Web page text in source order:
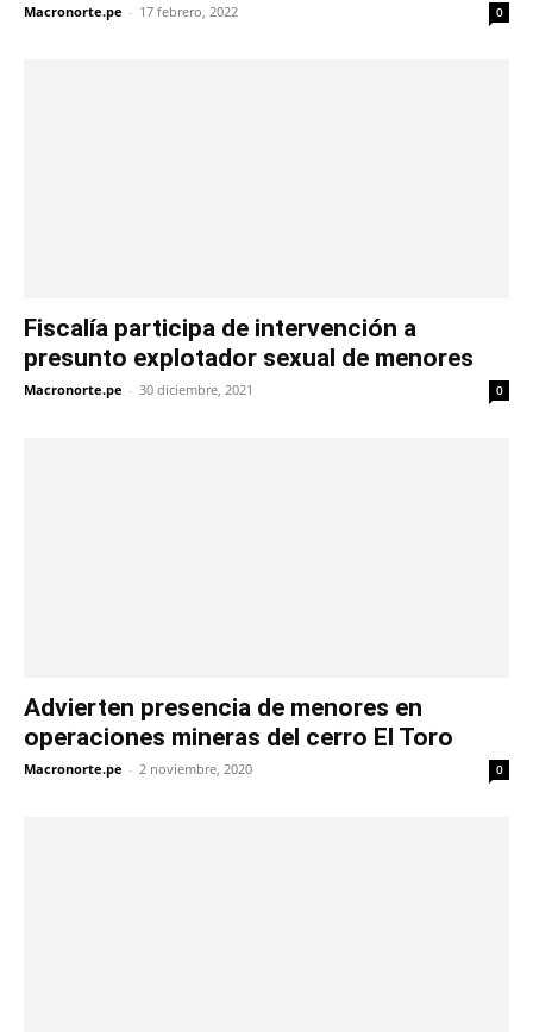
Macronorte.pe - 17 febrero, 2022 0
Fiscalía participa de intervención a
presunto explotador sexual de menores
Macronorte.pe - 30 diciembre, 2021 0
Advierten presencia de menores en
operaciones mineras del cerro El Toro
Macronorte.pe - 2 noviembre, 2020 0